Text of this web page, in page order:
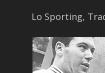
​Lo Sporting,